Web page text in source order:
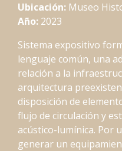
Ubicación: Museo
Año: 2023
Sistema expositivo
lenguaje común, una
relación a la
arquitectura
disposición de
flujo de circulación y
acústico-lumínica. Por
generar un